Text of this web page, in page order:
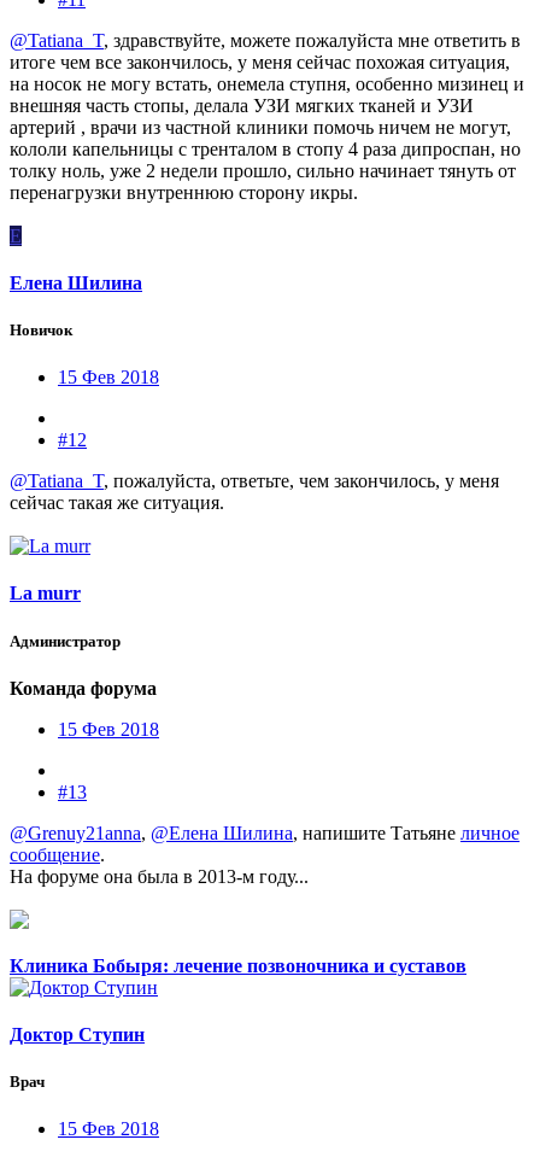
@Tatiana_T, здравствуйте, можете пожалуйста мне ответить в
итоге чем все закончилось, у меня сейчас похожая ситуация,
на носок не могу встать, онемела ступня, особенно мизинец и
внешняя часть стопы, делала УЗИ мягких тканей и УЗИ
артерий , врачи из частной клиники помочь ничем не могут,
кололи капельницы с тренталом в стопу 4 раза дипроспан, но
толку ноль, уже 2 недели прошло, сильно начинает тянуть от
перенагрузки внутреннюю сторону икры.
Е
Елена Шилина
Новичок
15 Фев 2018
#12
@Tatiana_T, пожалуйста, ответьте, чем закончилось, у меня
сейчас такая же ситуация.
La murr
Администратор
Команда форума
15 Фев 2018
#13
@Grenuy21anna, @Елена Шилина, напишите Татьяне личное
сообщение.
На форуме она была в 2013-м году...
Клиника Бобыря: лечение позвоночника и суставов
Доктор Ступин
Врач
15 Фев 2018